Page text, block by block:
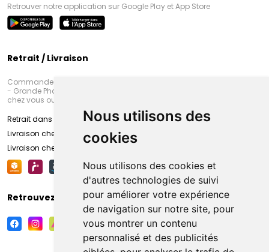
Nous utilisons des
cookies
Nous utilisons des cookies et
d'autres technologies de suivi
pour améliorer votre expérience
de navigation sur notre site, pour
vous montrer un contenu
personnalisé et des publicités
Retrouver notre application sur Google Play et App Store
Retrait / Livraison
Commandez en ligne et venez chercher votre commande à Amiens
- Grande Pharmacie d’Amiens (Fachon) ou recevez-là rapidement
chez vous ou en point retrait
Retrait dans la pharmacie d’Amiens
Livraison chez vous
Livraison chez votre commerçant
Retrouvez-nous sur vos réseaux sociaux